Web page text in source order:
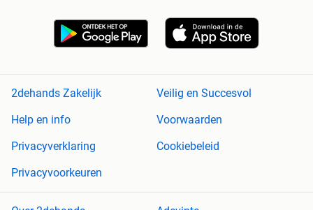
2dehands Zakelijk
Veilig en Succesvol
Help en info
Voorwaarden
Privacyverklaring
Cookiebeleid
Privacyvoorkeuren